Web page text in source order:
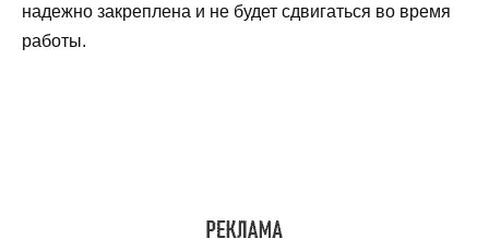
надежно закреплена и не будет сдвигаться во время
работы.